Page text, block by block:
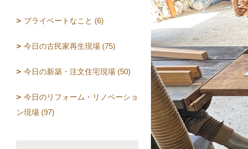
プライベートなこと (6)
今日の古民家再生現場 (75)
今日の新築・注文住宅現場 (50)
今日のリフォーム・リノベーショ
ン現場 (97)